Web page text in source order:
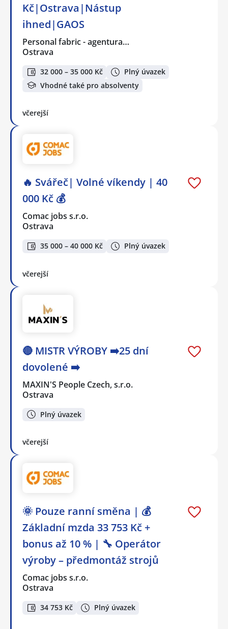
Kč|Ostrava|Nástup
ihned|GAOS
Personal fabric - agentura…
Ostrava
32 000 – 35 000 Kč
Plný úvazek
Vhodné také pro absolventy
včerejší
🔥 Svářeč| Volné víkendy | 40
000 Kč 💰
Comac jobs s.r.o.
Ostrava
35 000 – 40 000 Kč Plný úvazek
včerejší
🔴 MISTR VÝROBY ➡️25 dní
dovolené ➡️
MAXIN'S People Czech, s.r.o.
Ostrava
Plný úvazek
včerejší
🌞 Pouze ranní směna | 💰
Základní mzda 33 753 Kč +
bonus až 10 % | 🔧 Operátor
výroby – předmontáž strojů
Comac jobs s.r.o.
Ostrava
34 753 Kč Plný úvazek